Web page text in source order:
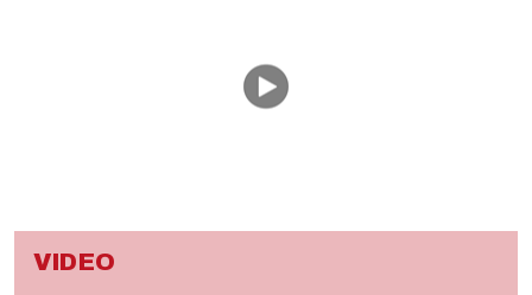
VIDEO